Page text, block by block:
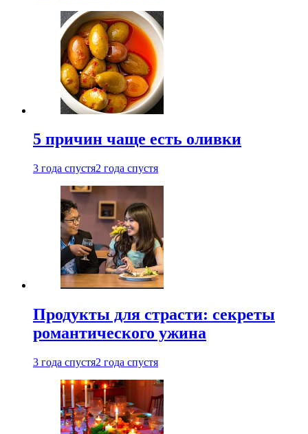
5 причин чаще есть оливки
3 года спустя2 года спустя
Продукты для страсти: секреты
романтического ужина
3 года спустя2 года спустя